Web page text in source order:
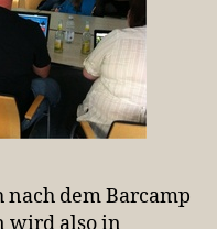
dem Barcamp
wird also in